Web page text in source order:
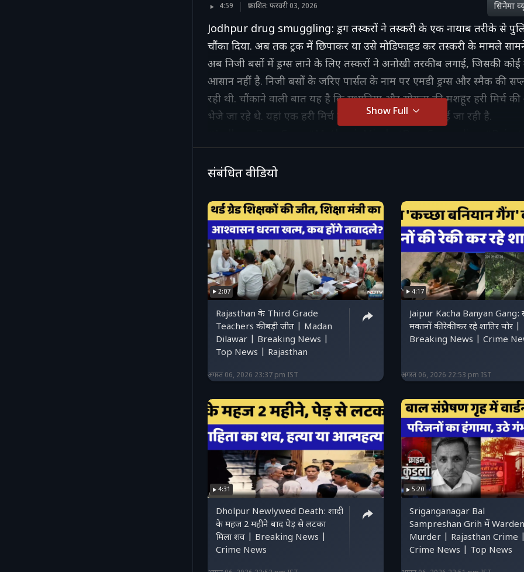
4:59 प्रकाशित: फ़रवरी 03, 2026 सिनेमा
Jodhpur drug smuggling: ड्रग तस्करों ने तस्करी के एक नायाब तरीके से
चौंका दिया. अब तक ट्रक में छिपाकर या उसे मोडिफाइड कर तस्करी के मामले
अब निजी बसों में ड्रग्स लाने के लिए तस्करों ने अनोखी तरकीब लगाई, जिसकी कोई
आसान नहीं है. निजी बसों के जरिए पार्सल के नाम पर एमडी ड्रग्स और स्मैक की
रही थी. चौंकाने वाली बात यह है कि मथानिया और सोयला की मशहूर हरी मिर्च
भेजे जा रहे थे. यहां एक हरी मिर्च की कीमत करीब ₹5000 बताई जा रही है.
#MDDrugs #CrimeNews #PoliceAlert #JodhpurNews
#SmugglingTechnique #ViralNews #MathaniaChilli
Show Full
संबंधित वीडियो
2:07
Rajasthan के Third Grade
Teachers की बड़ी जीत | Madan
Dilawar | Breaking News |
Top News | Rajasthan
अगस्त 06, 2026 23:37 pm IST
4:17
Jaipur Kacha Banyan Gang:
मकानों की रेकी कर रहे शातिर चोर |
Breaking News | Crime
अगस्त 06, 2026 22:53 pm IST
4:31
Dholpur Newlywed Death: शादी
के महज 2 महीने बाद पेड़ से लटका
मिला शव | Breaking News |
Crime News
5:20
Sriganganagar Bal
Sampreshan Grih में Warden
Murder | Rajasthan Crime
Crime News | Top News